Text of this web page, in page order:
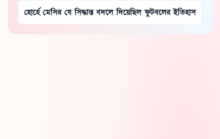
হোর্হে মেসির যে সিদ্ধান্ত বদলে দিয়েছিল ফুটবলের ইতিহাস